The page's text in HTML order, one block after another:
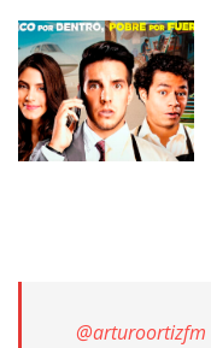
@arturoortizfm